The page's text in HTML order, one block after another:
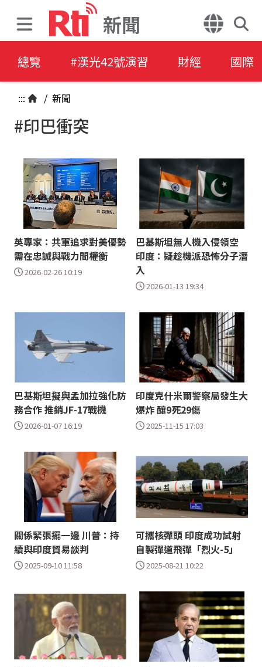
新聞
總覽 #漢光42號演習 財經 國際
::: / 新聞
#印巴衝突
英專家：共軍追求對美優勢
需在忠誠與戰力間權衡
2026-02-26 10:19
巴基斯坦無人機入侵領空
印度：疑趁機派恐怖分子潛
入
2026-01-13 19:34
巴基斯坦擬與孟加拉強化防
務合作 推銷JF-17戰機
2026-01-07 16:19
印度克什米爾警察局發生大
爆炸 釀9死29傷
2025-11-15 17:03
關係緊張擺一邊 川普：持
續與印度貿易談判
2025-09-10 11:58
可攜核彈頭 印度成功試射
自製彈道飛彈「烈火-5」
2025-08-21 10:22